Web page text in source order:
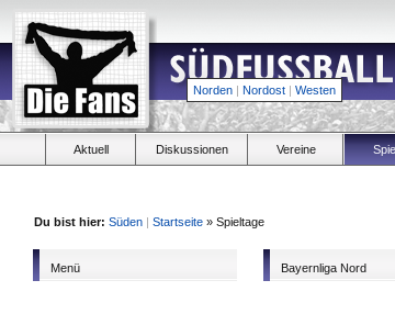
Norden | Nordost | Westen
Aktuell Diskussionen Vereine
Du bist hier: Süden | Startseite » Spieltage
Menü Bayernliga Nord